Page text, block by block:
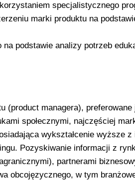
specjalistycznego
marki produktu na
na podstawie analizy potrzeb
(product managera),
społecznymi, najczęściej
wykształcenie wyższe
Pozyskiwanie informacji z
partnerami
obcojęzycznego, w tym